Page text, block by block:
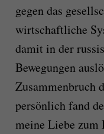
gegen das
wirtschaftliche
damit in der
Bewegungen
Zusammenbruch
persönlich fand
meine Liebe